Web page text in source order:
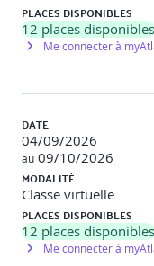
présentation plénière.
Options de
accepter),
traitement, gestion
l’acceptation. Mise
parties prenantes.
continue du dispositif.
Activités : cas
PLACES DISPONIBLES
12 places disponibles
Me connecter à
DATE
04/09/2026
au 09/10/2026
MODALITÉ
Classe virtuelle
PLACES DISPONIBLES
12 places disponibles
Me connecter à